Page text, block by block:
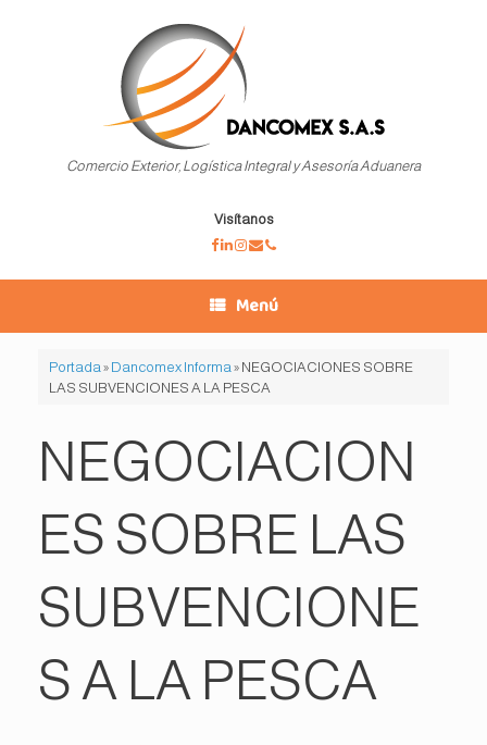
Comercio Exterior, Logística Integral y Asesoría Aduanera
Visítanos
Menú
Portada » Dancomex Informa » NEGOCIACIONES SOBRE
LAS SUBVENCIONES A LA PESCA
NEGOCIACION
ES SOBRE LAS
SUBVENCIONE
S A LA PESCA